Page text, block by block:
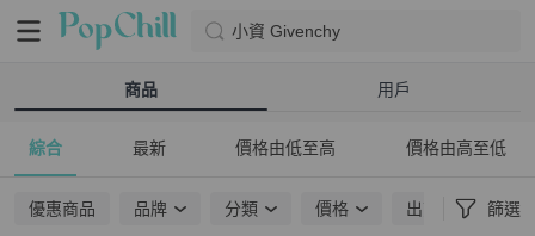
小資 Givenchy
商品 用戶
綜合 最新 價格由低至高 價格由高至低
優惠商品 品牌 分類 價格 出貨地點 篩選